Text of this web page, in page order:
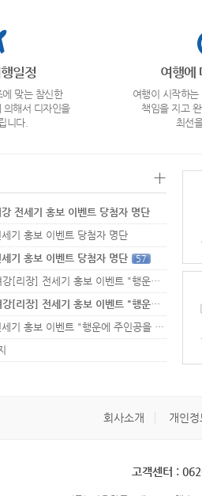
일정
맞는 참신한
의해서 디자인을
니다.
여행에
여행이 시작하는
책임을 지고
최선
+
전세기 홍보 이벤트 당첨자 명단
기 홍보 이벤트 당첨자 명단
기 홍보 이벤트 당첨자 명단
57
[무안공항 활성화-2탄] 여강[리장] 전세기 홍보 이벤트 "행운에 주인공…
[무안공항 활성화-2탄] 여강[리장] 전세기 홍보 이벤트 "행운에 주인공…
[무안공항 활성화] 가을전세기 홍보 이벤트 "행운에 주인공을 찾습니다."
회사소개 개인
고객센터 :